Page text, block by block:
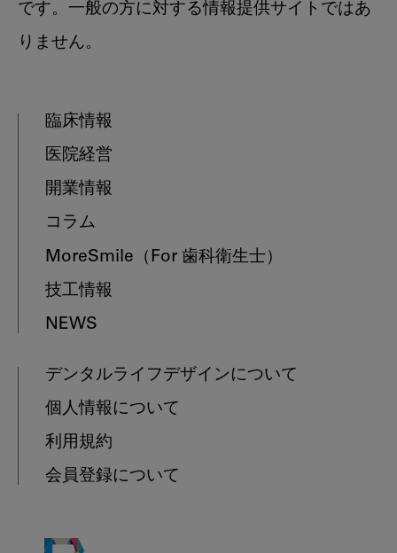
です。一般の方に対する情報提供サイトではあ
りません。
臨床情報
医院経営
開業情報
コラム
MoreSmile （For 歯科衛生士）
技工情報
NEWS
デンタルライフデザインについて
個人情報について
利用規約
会員登録について